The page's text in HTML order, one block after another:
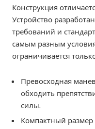
Конструкция
Устройство
требований и
самым разным
ограничивается
Превосходная
обходить
силы.
Компактный